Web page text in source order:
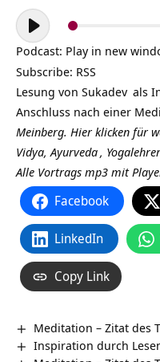
Audio-
Player
Podcast: Play in new
Subscribe: RSS
Lesung von Sukadev als
Anschluss nach einer
Meinberg. Hier klicken für
Vidya,Ayurveda,
Alle Vortrags mp3 mit
Facebook
LinkedIn
Copy Link
Meditation – Zitat des
Inspiration durch